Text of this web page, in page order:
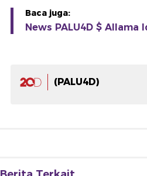
Baca juga:
News PALU4D $
(PALU4D)